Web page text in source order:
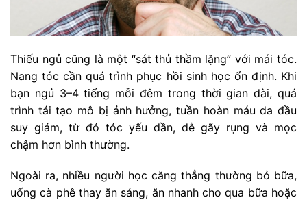
Thiếu ngủ cũng là một “sát thủ thầm lặng” với mái tóc.
Nang tóc cần quá trình phục hồi sinh học ổn định. Khi
bạn ngủ 3–4 tiếng mỗi đêm trong thời gian dài, quá
trình tái tạo mô bị ảnh hưởng, tuần hoàn máu da đầu
suy giảm, từ đó tóc yếu dần, dễ gãy rụng và mọc
chậm hơn bình thường.
Ngoài ra, nhiều người học căng thẳng thường bỏ bữa,
uống cà phê thay ăn sáng, ăn nhanh cho qua bữa hoặc